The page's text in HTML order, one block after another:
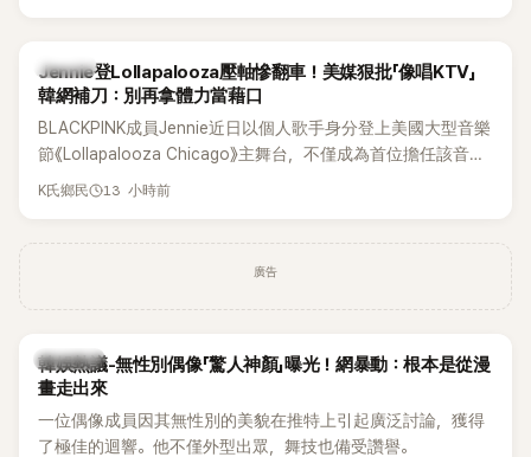
K-POP
Jennie登Lollapalooza壓軸慘翻車！美媒狠批「像唱KTV」
韓網補刀：別再拿體力當藉口
BLACKPINK成員Jennie近日以個人歌手身分登上美國大型音樂
節《Lollapalooza Chicago》主舞台，不僅成為首位擔任該音樂
節Headliner（壓軸主秀）的K-POP女SOLO歌手，寫下全新紀
K氏鄉民 13 小時前
廣告
熱議討論
韓娛熱議-無性別偶像「驚人神顏」曝光！網暴動：根本是從漫
畫走出來
一位偶像成員因其無性別的美貌在推特上引起廣泛討論，獲得
了極佳的迴響。他不僅外型出眾，舞技也備受讚譽。